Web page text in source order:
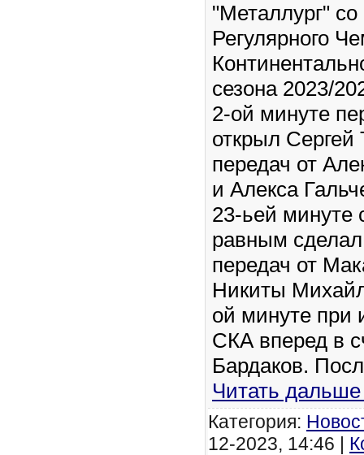
"Металлург"
Регулярного
сезона 2023/
2-ой минуте
открыл Сергей
передач от
и Алекса
23-ьей минуте
равным
передач от
Никиты
ой минуте при
СКА вперед в
Бардаков.
Читать
Категория:
12-2023, 14:46 |